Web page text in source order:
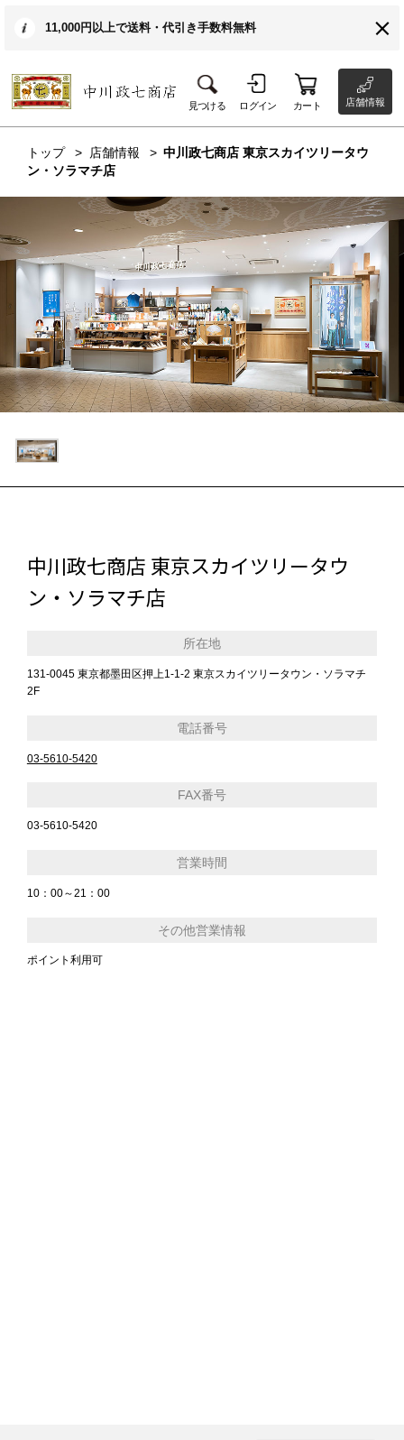
11,000円以上で送料・代引き手数料無料
見つける ログイン カート 店舗情報
トップ 店舗情報
中川政七商店 東京スカイツリータウ
ン・ソラマチ店
中川政七商店 東京スカイツリータウ
ン・ソラマチ店
所在地
131-0045 東京都墨田区押上1-1-2 東京スカイツリータウン・ソラマチ
2F
電話番号
03-5610-5420
FAX番号
03-5610-5420
営業時間
10：00～21：00
その他営業情報
ポイント利用可